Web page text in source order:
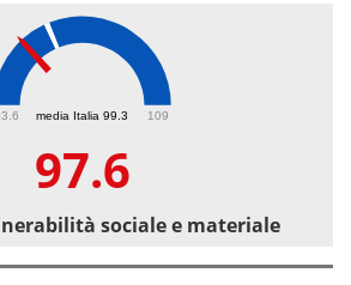
media Italia 99.3 109
97.6
sociale e materiale